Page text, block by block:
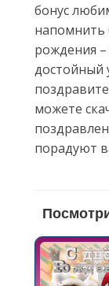
бонус
напомнить
рождения
достойный
можете
порадуют